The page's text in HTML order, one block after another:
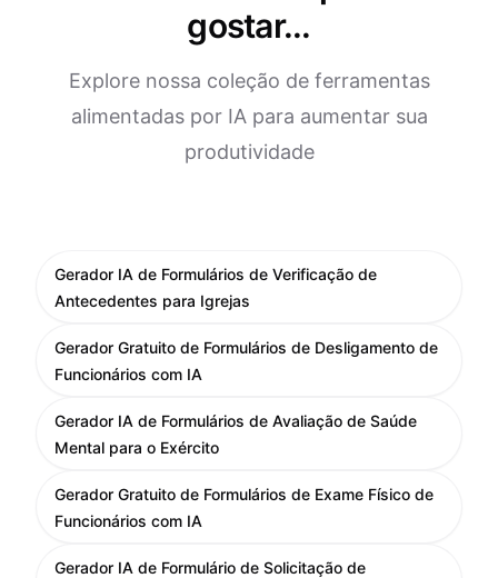
gostar...
Explore nossa coleção de ferramentas
alimentadas por IA para aumentar sua
produtividade
Gerador IA de Formulários de Verificação de
Antecedentes para Igrejas
Gerador Gratuito de Formulários de Desligamento de
Funcionários com IA
Gerador IA de Formulários de Avaliação de Saúde
Mental para o Exército
Gerador Gratuito de Formulários de Exame Físico de
Funcionários com IA
Gerador IA de Formulário de Solicitação de